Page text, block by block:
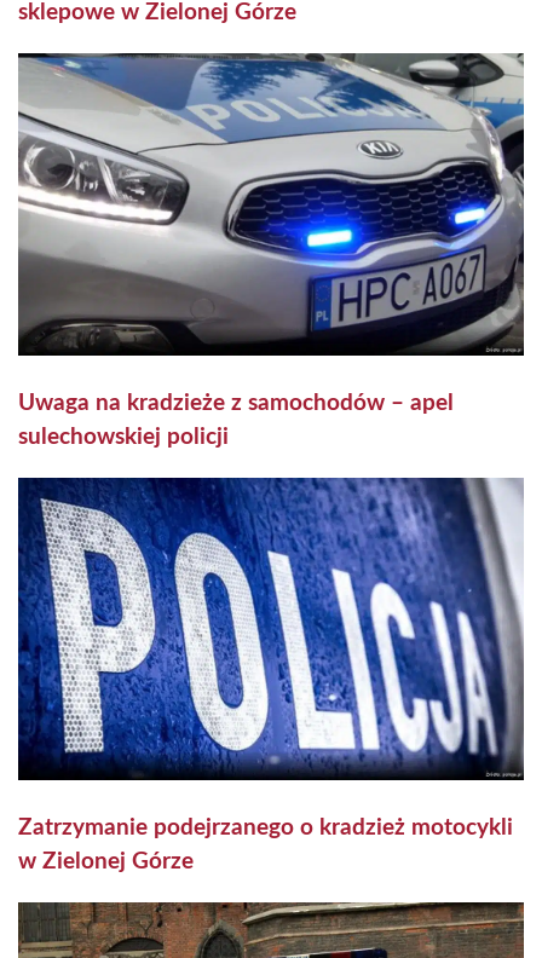
sklepowe w Zielonej Górze
Uwaga na kradzieże z samochodów – apel
sulechowskiej policji
Zatrzymanie podejrzanego o kradzież motocykli
w Zielonej Górze